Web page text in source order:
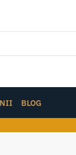
BLOG